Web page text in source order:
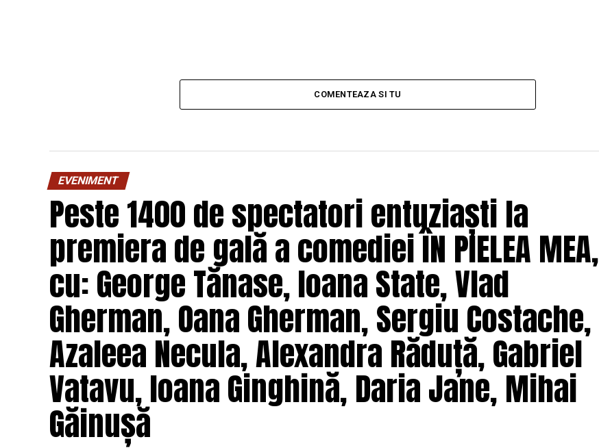
COMENTEAZA SI TU
EVENIMENT
Peste 1400 de spectatori entuziaști la
premiera de gală a comediei ÎN PIELEA MEA,
cu: George Tănase, Ioana State, Vlad
Gherman, Oana Gherman, Sergiu Costache,
Azaleea Necula, Alexandra Răduță, Gabriel
Vatavu, Ioana Ginghină, Daria Jane, Mihai
Găinușă